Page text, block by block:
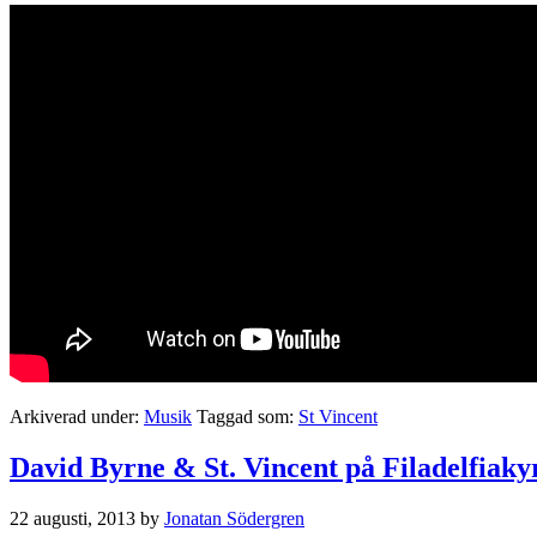
Arkiverad under: Musik Taggad som: St Vincent
David Byrne & St. Vincent på
22 augusti, 2013 by Jonatan Södergren